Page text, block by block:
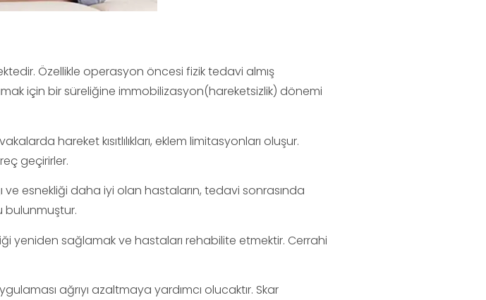
Özellikle operasyon öncesi fizik tedavi almış
için bir süreliğine immobilizasyon(hareketsizlik) dönemi
hareket kısıtlılıkları, eklem limitasyonları oluşur.
geçirirler.
esnekliği daha iyi olan hastaların, tedavi sonrasında
bulunmuştur.
yeniden sağlamak ve hastaları rehabilite etmektir. Cerrahi
ağrıyı azaltmaya yardımcı olucaktır. Skar